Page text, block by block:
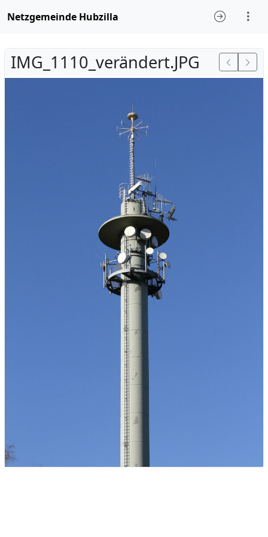
Netzgemeinde Hubzilla
IMG_1110_verändert.JPG